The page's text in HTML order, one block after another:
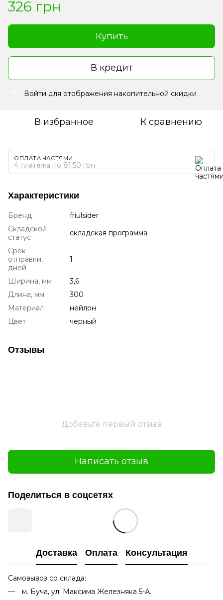
326 грн
Купить
В кредит
Войти для отображения накопительной скидки
В избранное К сравнению
ОПЛАТА ЧАСТЯМИ
4 платежа по 81.50 грн
Характеристики
Бренд
friulsider
Складской
статус
складская программа
Срок
отправки,
дней
1
Ширина, мм
3,6
Длина, мм
300
Материал
нейлон
Цвет
черный
Отзывы
Добавьте первый отзыв
Написать отзыв
Поделиться в соцсетях
Доставка Оплата Консультация
Самовывоз со склада:
м. Буча, ул. Максима Железняка 5-А.